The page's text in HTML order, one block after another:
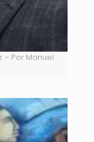
Por Manuel